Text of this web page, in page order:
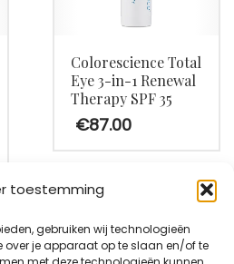
toestemming
gebruiken wij technologieën
over je apparaat op te slaan en/of te
Colorescience Total
Eye 3-in-1 Renewal
Therapy SPF 35
€87.00
product
meerdere